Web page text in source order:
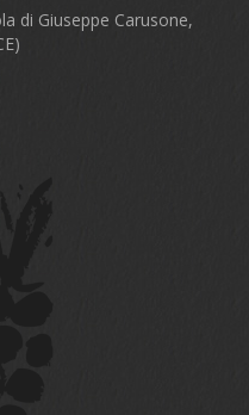
di Giuseppe Carusone,